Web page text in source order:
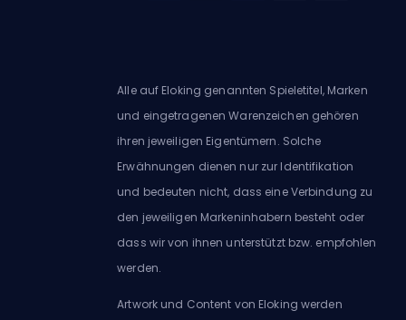
Alle auf Eloking genannten Spieletitel, Marken
und eingetragenen Warenzeichen gehören
ihren jeweiligen Eigentümern. Solche
Erwähnungen dienen nur zur Identifikation
und bedeuten nicht, dass eine Verbindung zu
den jeweiligen Markeninhabern besteht oder
dass wir von ihnen unterstützt bzw. empfohlen
werden.
Artwork und Content von Eloking werden